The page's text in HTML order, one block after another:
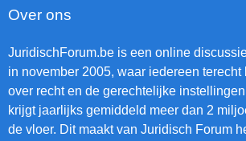
Over ons
JuridischForum.be is een online
in november 2005, waar iedereen terecht
over recht en de gerechtelijke
krijgt jaarlijks gemiddeld meer dan 2
de vloer. Dit maakt van Juridisch Forum